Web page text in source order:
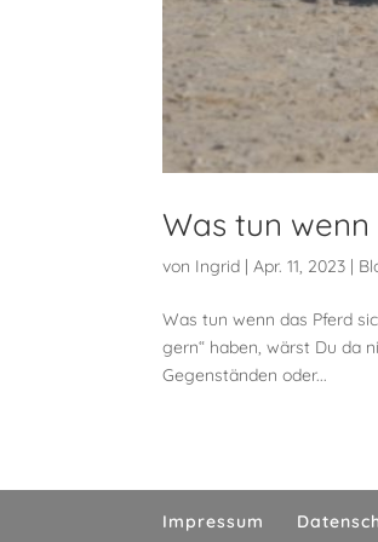
Was tun
von Ingrid |Apr. 11, 2023
Was tun wenn das Pferd
gern“ haben, wärst Du da
Gegenständen oder...
Impressum